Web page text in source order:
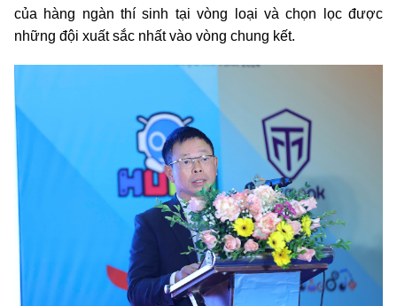
của hàng ngàn thí sinh tại vòng loại và chọn lọc được
những đội xuất sắc nhất vào vòng chung kết.